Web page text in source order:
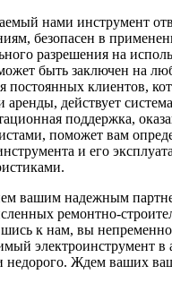
нами инструмент
безопасен в
разрешения на
быть заключен на
постоянных клиентов,
аренды, действует
поддержка,
поможет вам
и его
вашим надежным
ремонтно-
к нам, вы
электроинструмент в
недорого. Ждем ваших